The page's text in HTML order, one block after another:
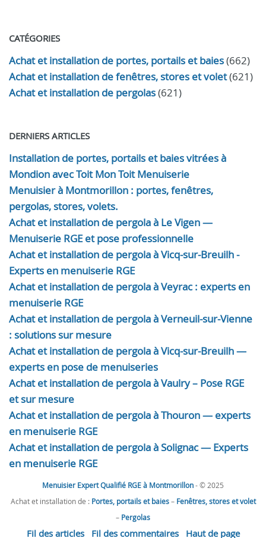
CATÉGORIES
Achat et installation de portes, portails et baies(662)
Achat et installation de fenêtres, stores et volet(621)
Achat et installation de pergolas(621)
DERNIERS ARTICLES
Installation de portes, portails et baies vitrées à
Mondion avec Toit Mon Toit Menuiserie
Menuisier à Montmorillon : portes, fenêtres,
pergolas, stores, volets.
Achat et installation de pergola à Le Vigen —
Menuiserie RGE et pose professionnelle
Achat et installation de pergola à Vicq-sur-Breuilh -
Experts en menuiserie RGE
Achat et installation de pergola à Veyrac : experts en
menuiserie RGE
Achat et installation de pergola à Verneuil-sur-Vienne
: solutions sur mesure
Achat et installation de pergola à Vicq-sur-Breuilh —
experts en pose de menuiseries
Achat et installation de pergola à Vaulry – Pose RGE
et sur mesure
Achat et installation de pergola à Thouron — experts
en menuiserie RGE
Achat et installation de pergola à Solignac — Experts
en menuiserie RGE
Menuisier Expert Qualifié RGE à Montmorillon- © 2025
Achat et installation de : Portes, portails et baies– Fenêtres, stores et volet
– Pergolas
Fil des articles Fil des commentaires Haut de page